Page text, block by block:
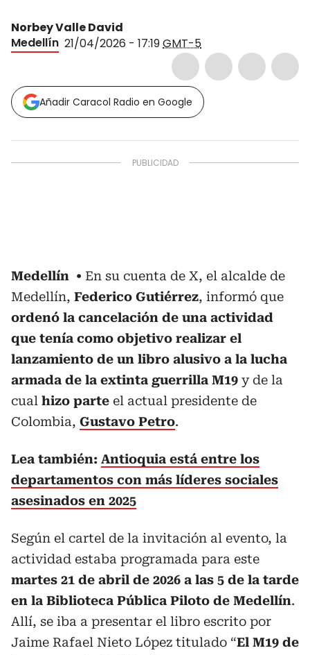
Norbey Valle David
Medellín 21/04/2026 - 17:19GMT-5
Añadir Caracol Radio en Google
Medellín
En su cuenta de X, el alcalde de
Medellín, Federico Gutiérrez, informó que
ordenó la cancelación de una actividad
que tenía como objetivo realizar el
lanzamiento de un libro alusivo a la lucha
armada de la extinta guerrilla M19 y de la
cual hizo parte el actual presidente de
Colombia, Gustavo Petro.
Lea también: Antioquia está entre los
departamentos con más líderes sociales
asesinados en 2025
Según el cartel de la invitación al evento, la
actividad estaba programada para este
martes 21 de abril de 2026 a las 5 de la tarde
en la Biblioteca Pública Piloto de Medellín.
Allí, se iba a presentar el libro escrito por
Jaime Rafael Nieto López titulado “El M19 de